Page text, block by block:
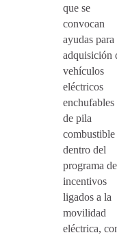
que se
convocan
ayudas para
adquisición
vehículos
eléctricos
enchufables
de pila
combustible
dentro del
programa de
incentivos
ligados a la
movilidad
eléctrica,